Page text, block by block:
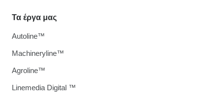
Τα έργα μας
Autoline™
Machineryline™
Agroline™
Linemedia Digital ™